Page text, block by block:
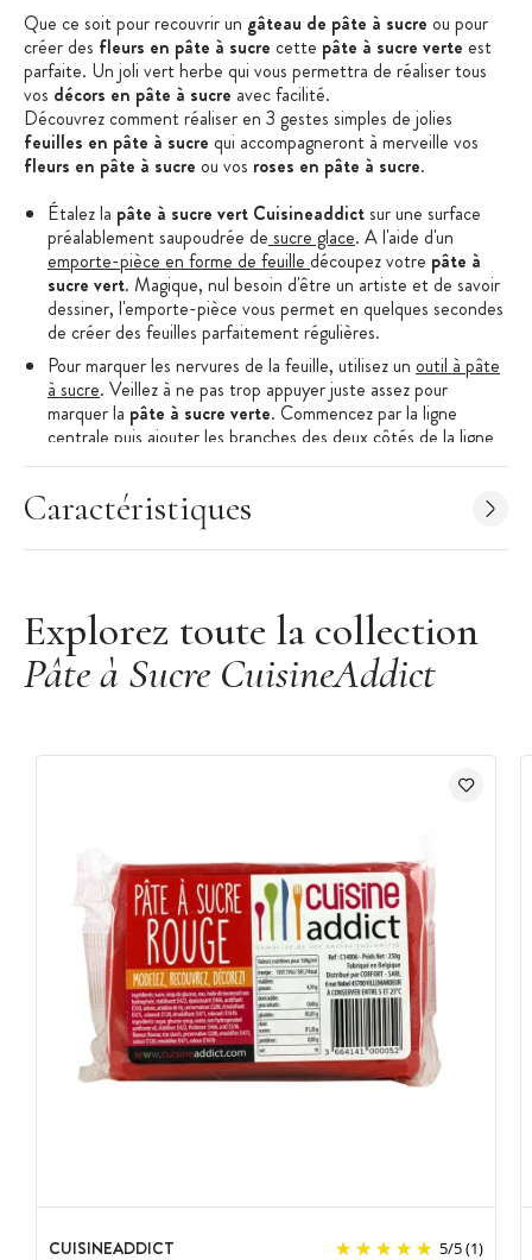
Que ce soit pour recouvrir un gâteau de pâte à sucre ou pour
créer des fleurs en pâte à sucre cette pâte à sucre verte est
parfaite. Un joli vert herbe qui vous permettra de réaliser tous
vos décors en pâte à sucre avec facilité.
Découvrez comment réaliser en 3 gestes simples de jolies
feuilles en pâte à sucre qui accompagneront à merveille vos
fleurs en pâte à sucre ou vos roses en pâte à sucre.
Étalez la pâte à sucre vert Cuisineaddictsur une surface
préalablement saupoudrée de sucre glace. A l'aide d'un
emporte-pièce en forme de feuille découpez votre pâte à
sucre vert. Magique, nul besoin d'être un artiste et de savoir
dessiner, l'emporte-pièce vous permet en quelques secondes
de créer des feuilles parfaitement régulières.
Pour marquer les nervures de la feuille, utilisez un outil à pâte
à sucre. Veillez à ne pas trop appuyer juste assez pour
marquer la pâte à sucre verte. Commencez par la ligne
centrale puis ajouter les branches des deux côtés de la ligne
centrale.
Laissez sécher votre
coller sur votre gâteau. Pour des feuilles incurvées, faites
petitesbilles de sucrequi viendront jouer le rôle des perles
de rosée sur vos feuilles en pâte à sucre.
Pensez à utiliser de la pâte à sucre rouge, de la pâte à sucre
d'adhérer (ne pas utiliser de farine qui risquerai de dessécher
la pâte à sucre).
Pétrir la pâte jusqu'à ce qu'elle devienne souple, pour éviter la
formation de bulles d'air lors du pétrissage percez-les
systématiquement à l'aide d'un outil à pâte à sucre pointu.
Une fine couche decrème au beurre préalablement répartie
sur la surface et les côtés de votre gâteau permettra une
meilleure adhésion lors de l'application.
Pour les petits éléments de décors en sucre, nous vous
avec l'air. L'utilisation d'un film alimentaire ou d'un
Caractéristiques
Explorez toute la collection
Pâte à Sucre CuisineAddict
CUISINEADDICT 5/5(1)